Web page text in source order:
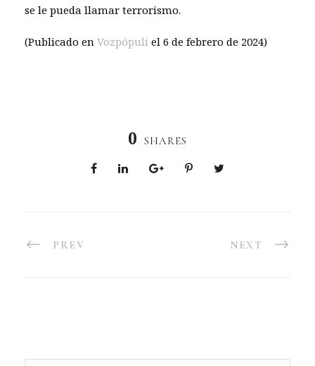
se le pueda llamar terrorismo.
(Publicado en Vozpópuli el 6 de febrero de 2024)
0 SHARES
PREV NEXT